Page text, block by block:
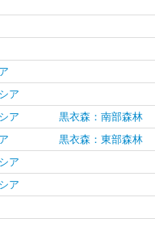
ア
ア 黒衣森：南部森林
黒衣森：東部森林
ア
ア